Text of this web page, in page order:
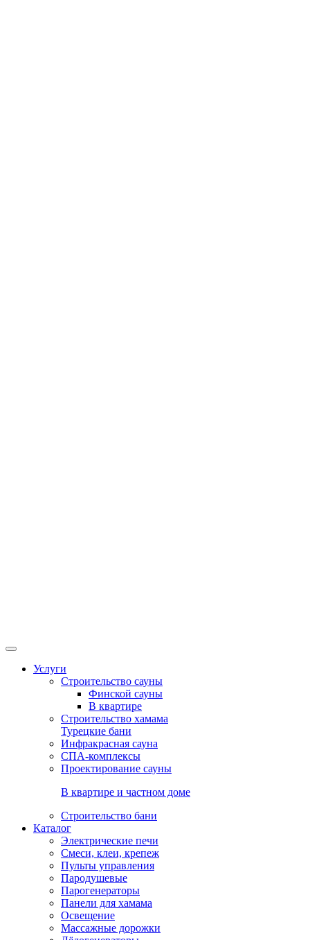
Услуги
Строительство сауны
Финской сауны
В квартире
Строительство хамама
Турецкие бани
Инфракрасная сауна
СПА-комплексы
Проектирование сауны
В квартире и частном доме
Строительство бани
Каталог
Электрические печи
Смеси, клеи, крепеж
Пульты управления
Пародушевые
Парогенераторы
Панели для хамама
Освещение
Массажные дорожки